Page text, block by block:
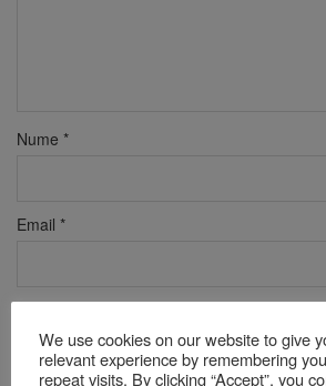
Nume *
Email *
We use cookies on our website to give
relevant experience by remembering
repeat visits. By clicking “Accept”, you